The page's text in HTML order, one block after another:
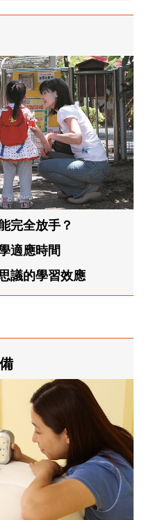
完全放手？
適應時間
議的學習效應